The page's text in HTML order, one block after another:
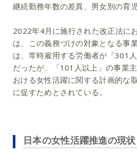
継続勤務年数の差異、男女別の育
2022年4月に施行された改正法に
は、この義務づけの対象となる事
は、常時雇用する労働者が「301
だったが、「101人以上」の事業
おける女性活躍に関する計画的な
に促すためとされている。
日本の女性活躍推進の現状